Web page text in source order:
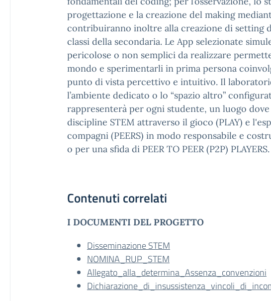
progettazione e la creazione del making
contribuiranno inoltre alla creazione di setting
classi della secondaria. Le App selezionate
pericolose o non semplici da realizzare
mondo e sperimentarli in prima persona
punto di vista percettivo e intuitivo. Il
l’ambiente dedicato o lo “spazio altro”
rappresenterà per ogni studente, un luogo
discipline STEM attraverso il gioco (PLAY) e
compagni (PEERS) in modo responsabile e
o per una sfida di PEER TO PEER (P2P) PLAYERS.
Contenuti correlati
I DOCUMENTI DEL PROGETTO
Disseminazione STEM
NOMINA_RUP_STEM
Allegato_alla_determina_Assenza_convenzioni